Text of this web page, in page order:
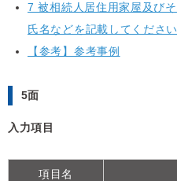
7 被相続人居住用家屋及び
氏名などを記載してください
【参考】参考事例
5面
入力項目
項目名